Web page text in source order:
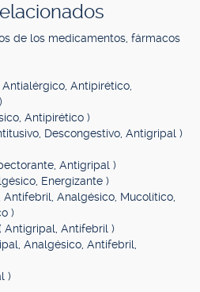
de los medicamentos, fármacos
Antipirético,
Antipirético )
Descongestivo, Antigripal )
Antigripal )
Energizante )
Antifebril, Analgésico, Mucolítico,
)
Antigripal, Antifebril )
Analgésico, Antifebril,
)